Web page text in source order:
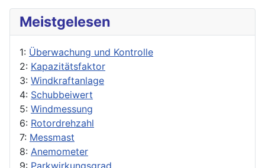
Meistgelesen
1: Überwachung und Kontrolle
2: Kapazitätsfaktor
3: Windkraftanlage
4: Schubbeiwert
5: Windmessung
6: Rotordrehzahl
7: Messmast
8: Anemometer
9: Parkwirkungsgrad